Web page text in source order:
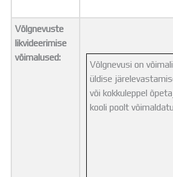
Võlgnevuste
likvideerimise
võimalused:
Võlgnevusi on
üldise
või kokkuleppel
kooli poolt